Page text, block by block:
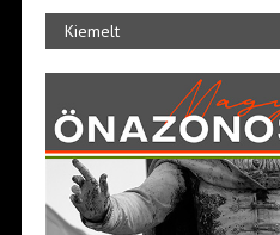
Kiemelt